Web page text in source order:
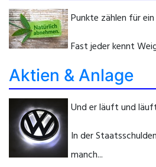
Punkte zählen für
Fast jeder kennt
Aktien & Anlage
Und er läuft und
In der
manch...